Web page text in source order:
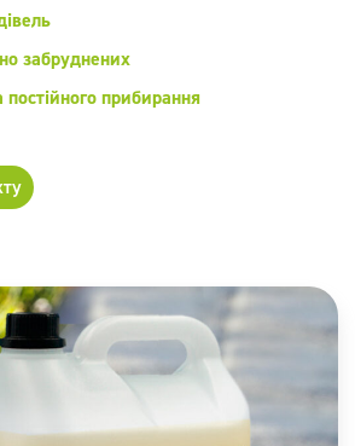
забруднених
прибирання